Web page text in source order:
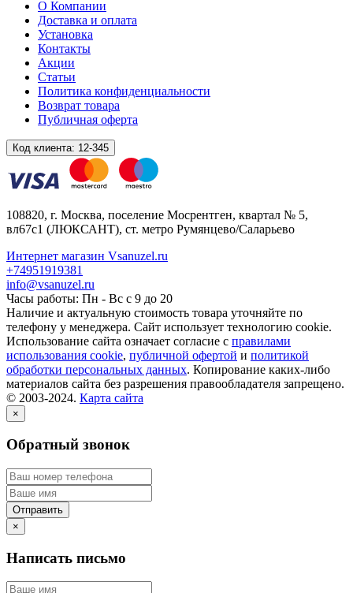
О Компании
Доставка и оплата
Установка
Контакты
Акции
Статьи
Политика конфиденциальности
Возврат товара
Публичная оферта
Код клиента: 12-345
108820, г. Москва, поселение Мосрентген, квартал № 5,
вл67с1 (ЛЮКСАНТ), ст. метро Румянцево/Саларьево
Интернет магазин Vsanuzel.ru
+74951919381
info@vsanuzel.ru
Часы работы: Пн - Вс с 9 до 20
Наличие и актуальную стоимость товара уточняйте по
телефону у менеджера. Сайт использует технологию cookie.
Использование сайта означает согласие с правилами
использования cookie, публичной офертой и политикой
обработки персональных данных. Копирование каких-либо
материалов сайта без разрешения правообладателя запрещено.
© 2003-2024. Карта сайта
×
Обратный звонок
×
Написать письмо